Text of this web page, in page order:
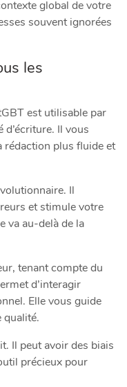
global de votre
souvent ignorées
les
est utilisable par
Il vous
rédaction plus fluide et
Il
et stimule votre
va au-delà de la
tenant compte du
d’interagir
Elle vous guide
qualité.
Il peut avoir des biais
précieux pour